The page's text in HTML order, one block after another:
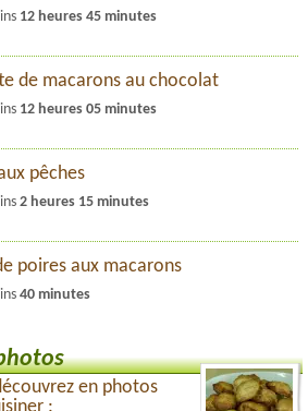
12 heures 45 minutes
de macarons au chocolat
12 heures 05 minutes
pêches
2 heures 15 minutes
poires aux macarons
40 minutes
en photos